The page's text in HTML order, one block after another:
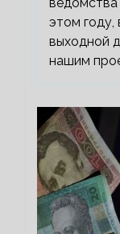
этом году,
выходной
нашим